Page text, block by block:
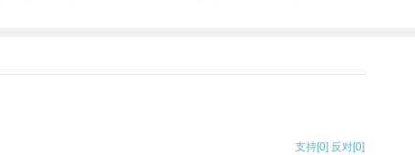
支持[0] 反对[0]